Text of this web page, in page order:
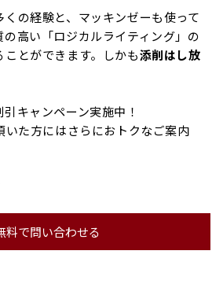
の経験と、マッキンゼーも使って
高い「ロジカルライティング」の
とができます。しかも添削はし放
キャンペーン実施中！
いた方にはさらにおトクなご案内
料で問い合わせる